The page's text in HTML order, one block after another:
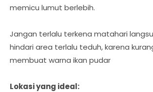
memicu lumut berlebih.
Jangan terlalu terkena matahari
hindari area terlalu teduh, karena
membuat warna ikan pudar
Lokasi yang ideal: